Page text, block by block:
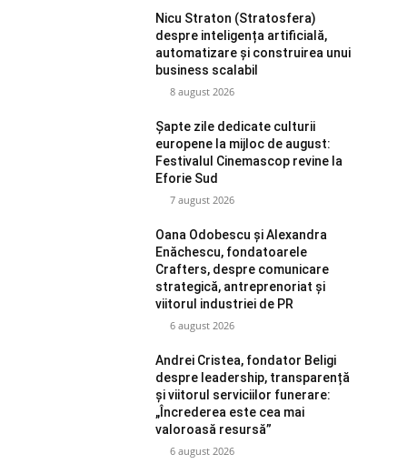
Nicu Straton (Stratosfera)
despre inteligența artificială,
automatizare și construirea unui
business scalabil
8 august 2026
Șapte zile dedicate culturii
europene la mijloc de august:
Festivalul Cinemascop revine la
Eforie Sud
7 august 2026
Oana Odobescu și Alexandra
Enăchescu, fondatoarele
Crafters, despre comunicare
strategică, antreprenoriat și
viitorul industriei de PR
6 august 2026
Andrei Cristea, fondator Beligi
despre leadership, transparență
și viitorul serviciilor funerare:
„Încrederea este cea mai
valoroasă resursă”
6 august 2026